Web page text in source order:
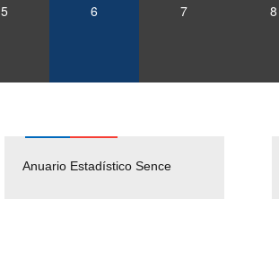
5 6 7 8
Anuario Estadístico Sence
Solicitud Audiencias y